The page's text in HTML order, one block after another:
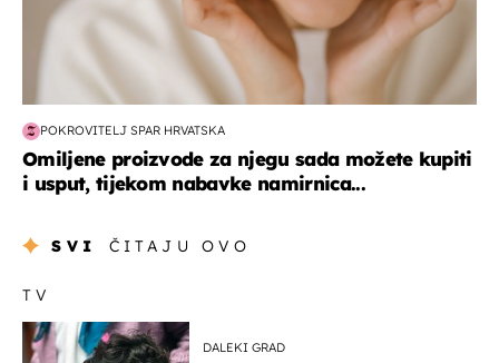
POKROVITELJ SPAR HRVATSKA
Omiljene proizvode za njegu sada možete kupiti
i usput, tijekom nabavke namirnica...
SVI ČITAJU OVO
TV
DALEKI GRAD